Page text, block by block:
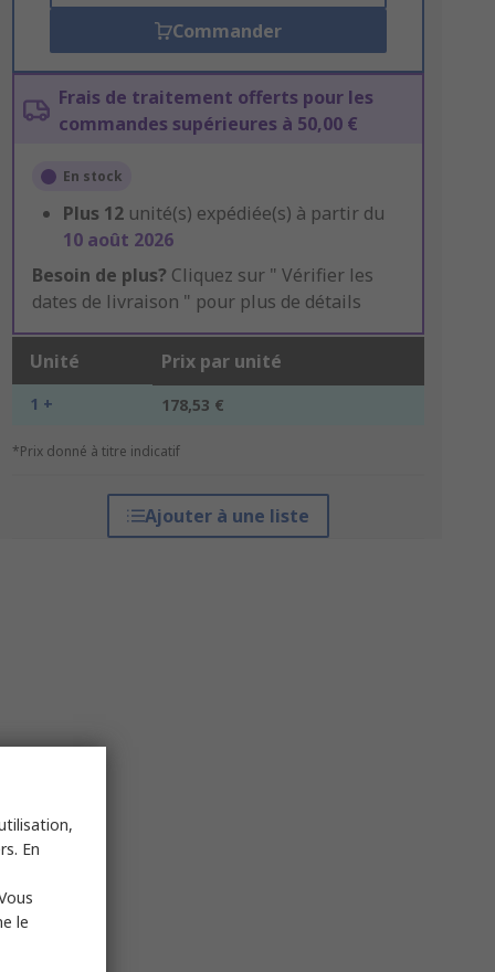
Commander
Frais de traitement offerts pour les
commandes supérieures à 50,00 €
En stock
Plus 12 unité(s) expédiée(s) à partir du
10 août 2026
Besoin de plus? Cliquez sur " Vérifier les
dates de livraison " pour plus de détails
Unité Prix par unité
1 + 178,53 €
*Prix donné à titre indicatif
Ajouter à une liste
En
le